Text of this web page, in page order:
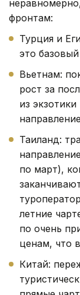
фронтам:
Турция и
это
Вьетнам:
рост за
из
Таиланд:
по март),
летние
по очень
ценам, что
Китай: